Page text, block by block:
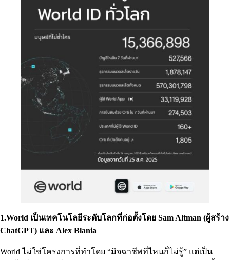
1.World เป็นเทคโนโลยีระดับโลกที่ก่อตั้งโดย Sam Altman (ผู้สร้าง
ChatGPT) และ Alex Blania
World ไม่ใช่โครงการที่ทำโดย “มิจฉาชีพที่ไหนก็ไม่รู้” แต่เป็น